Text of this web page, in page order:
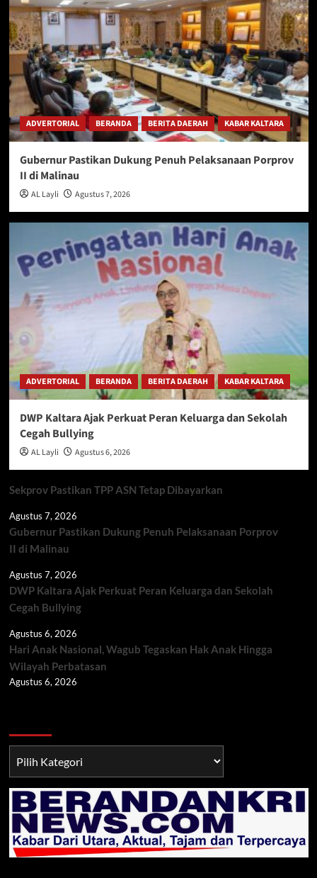
ADVERTORIAL BERANDA BERITA DAERAH KABAR KALTARA
Gubernur Pastikan Dukung Penuh Pelaksanaan Porprov
II di Malinau
AL Layli Agustus 7, 2026
ADVERTORIAL BERANDA BERITA DAERAH KABAR KALTARA
DWP Kaltara Ajak Perkuat Peran Keluarga dan Sekolah
Cegah Bullying
AL Layli Agustus 6, 2026
Sekprov Pastikan TPP ASN Tetap Dibayarkan
Agustus 7, 2026
Gubernur Pastikan Dukung Penuh Pelaksanaan Porprov
II di Malinau
Agustus 7, 2026
DWP Kaltara Ajak Perkuat Peran Keluarga dan Sekolah
Cegah Bullying
Agustus 6, 2026
Hari Anak Nasional, Wagub Tegaskan Hak Anak Hingga
Wilayah Perbatasan
Agustus 6, 2026
TNI/POLRI